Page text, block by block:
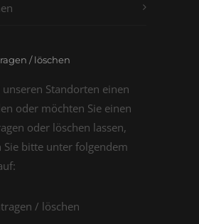
/ löschen
unseren Standorten einen
oder möchten Sie einen
oder löschen lassen,
Sie bitte unter folgendem
/ löschen